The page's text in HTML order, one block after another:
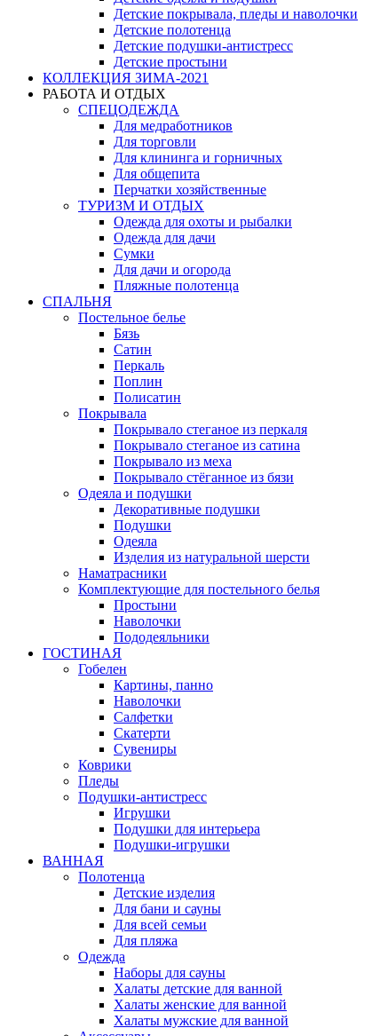
Детские покрывала, пледы и наволочки
Детские полотенца
Детские подушки-антистресс
Детские простыни
КОЛЛЕКЦИЯ ЗИМА-2021
РАБОТА И ОТДЫХ
СПЕЦОДЕЖДА
Для медработников
Для торговли
Для клининга и горничных
Для общепита
Перчатки хозяйственные
ТУРИЗМ И ОТДЫХ
Одежда для охоты и рыбалки
Одежда для дачи
Сумки
Для дачи и огорода
Пляжные полотенца
СПАЛЬНЯ
Постельное белье
Бязь
Сатин
Перкаль
Поплин
Полисатин
Покрывала
Покрывало стеганое из перкаля
Покрывало стеганое из сатина
Покрывало из меха
Покрывало стёганное из бязи
Одеяла и подушки
Декоративные подушки
Подушки
Одеяла
Изделия из натуральной шерсти
Наматраcники
Комплектующие для постельного белья
Простыни
Наволочки
Пододеяльники
ГОСТИНАЯ
Гобелен
Картины, панно
Наволочки
Салфетки
Скатерти
Сувениры
Коврики
Пледы
Подушки-антистресс
Игрушки
Подушки для интерьера
Подушки-игрушки
ВАННАЯ
Полотенца
Детские изделия
Для бани и сауны
Для всей семьи
Для пляжа
Одежда
Наборы для сауны
Халаты детские для ванной
Халаты женские для ванной
Халаты мужские для ванной